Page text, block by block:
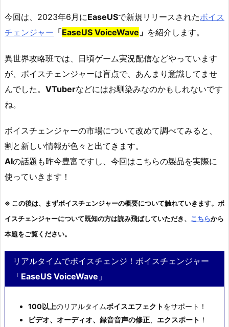
今回は、2023年6月にEaseUSで新規リリースされたボイス
チェンジャー 「EaseUS VoiceWave 」 を紹介します。
異世界攻略班では、日頃ゲーム実況配信などやっています
が、ボイスチェンジャーは盲点で、あんまり意識してませ
んでした。 VTuberなどにはお馴染みなのかもしれないです
ね。
ボイスチェンジャーの市場について改めて調べてみると、
割と新しい情報が色々と出てきます。
AIの話題も昨今豊富ですし、今回はこちらの製品を実際に
使っていきます！
※ この後は、まずボイスチェンジャーの概要について触れていきます。ボ
イスチェンジャーについて既知の方は読み飛ばしていただき、 こちらから
本題をご覧ください。
リアルタイムでボイスチェンジ！ボイスチェンジャー
「EaseUS VoiceWave 」
100以上のリアルタイムボイスエフェクトをサポート！
ビデオ、オーディオ、録音音声の修正
エクスポート ！